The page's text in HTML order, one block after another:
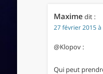
Maxime dit :
27 février 2015 à
@Klopov :
Qui peut